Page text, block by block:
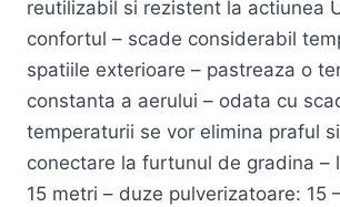
reutilizabil si rezistent la actiunea
confortul – scade considerabil
spatiile exterioare – pastreaza o
constanta a aerului – odata cu
temperaturii se vor elimina praful
conectare la furtunul de gradina –
15 metri – duze pulverizatoare: 15